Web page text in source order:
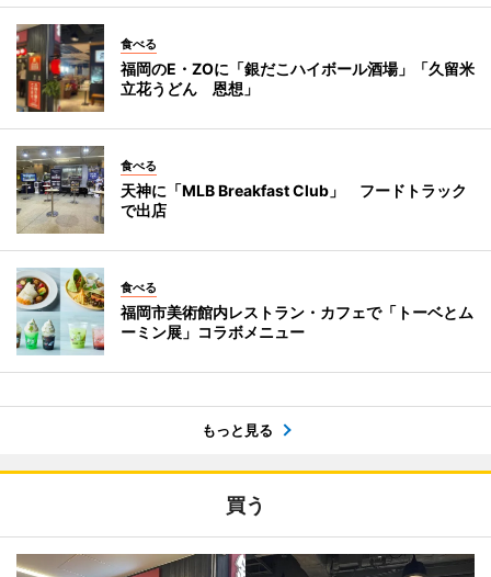
食べる
福岡のE・ZOに「銀だこハイボール酒場」「久留米
立花うどん 恩想」
食べる
天神に「MLB Breakfast Club」 フードトラック
で出店
食べる
福岡市美術館内レストラン・カフェで「トーベとム
ーミン展」コラボメニュー
もっと見る
買う